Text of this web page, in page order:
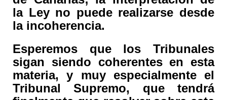
la Ley no puede realizarse desde
la incoherencia.
Esperemos que los Tribunales
sigan siendo coherentes en esta
materia, y muy especialmente el
Tribunal Supremo, que tendrá